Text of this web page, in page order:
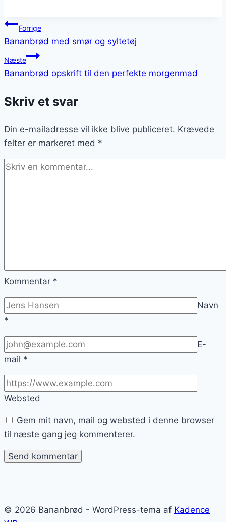
Indlægsnavigation
Forrige
Bananbrød med smør og syltetøj
Næste
Bananbrød opskrift til den perfekte morgenmad
Skriv et svar
Din e-mailadresse vil ikke blive publiceret. Krævede
felter er markeret med *
Kommentar *
Navn
*
E-
mail *
Websted
Gem mit navn, mail og websted i denne browser
til næste gang jeg kommenterer.
© 2026 Bananbrød - WordPress-tema af Kadence